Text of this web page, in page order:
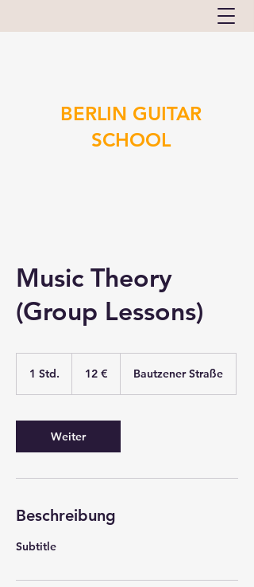
BERLIN GUITAR
SCHOOL
Music Theory
(Group Lessons)
1 Std.
d
12 € Bautzener Straße
Weiter
Beschreibung
Subtitle